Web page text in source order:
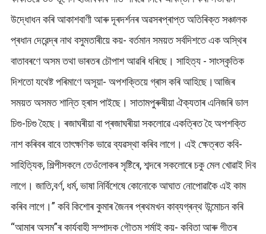
উদ্ধোধন কৰি আকাশবাণী আৰু দূৰদৰ্শনৰ অৱসৰপ্ৰাপ্ত অতিৰিক্ত সঞ্চালক
প্ৰধান দেৱেন্দ্ৰ‌ নাথ বসুমতাৰীয়ে কয়- বৰ্তমান সময়ত সৰ্বদিশতে এক অস্থিৰ
বাতাবৰণে অসম তথা ভাৰতৰ চৌপাশ আৱৰি ধৰিছে। সাহিত্য -‌ সাংস্কৃতিক
দিশতো যথেষ্ট পৰিমাণে অসূয়া- অপশক্তিয়ে গ্ৰাস কৰি আহিছে।আজিৰ
সময়ত অসমত শান্তি হ্ৰাস পাইছে। সাতামপুৰুষীয়া ঐক্যতাৰ এনিজৰি ডাল
চিগু-চিগু হৈছে। ৰজাঘৰীয়া বা প্ৰজাঘৰীয়া সকলোৱে একত্ৰিত হৈ অপশক্তি
নাশ কৰিবৰ বাবে তাৎক্ষণিক ভাৱে ব্যৱস্থা কৰিব লাগে। এই ক্ষেত্ৰত কবি-
সাহিত্যিক, শিল্পীসকলে তেওঁলোকৰ সৃষ্টিৰে, শব্দৰে‌ সকলোৰে চকু মেল খোৱাই দিব
লাগে। জাতি,বৰ্ণ, ধৰ্ম, ভাষা নিৰ্বিশেষে কোনোকে আঘাত নোপোৱাকৈ এই কাম‌
কৰিব লাগে।” কবি কিশোৰ কুমাৰ জৈনৰ প্ৰথমখন কাব্যগ্ৰন্থ উন্মোচন কৰি
“আমাৰ অসম”ৰ কাৰ্যবাহী সম্পাদক গৌতম শৰ্মাই কয়- কবিতা আৰু গীতৰ